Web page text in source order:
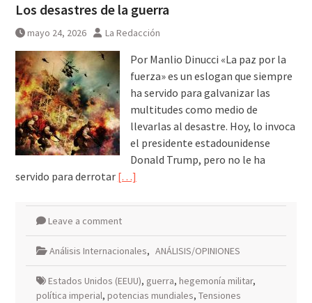
Los desastres de la guerra
mayo 24, 2026 La Redacción
Por Manlio Dinucci «La paz por la
fuerza» es un eslogan que siempre
ha servido para galvanizar las
multitudes como medio de
llevarlas al desastre. Hoy, lo invoca
el presidente estadounidense
Donald Trump, pero no le ha
servido para derrotar […]
Leave a comment
Análisis Internacionales, ANÁLISIS/OPINIONES
Estados Unidos (EEUU), guerra, hegemonía militar,
política imperial, potencias mundiales, Tensiones